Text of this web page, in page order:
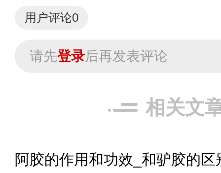
用户评论0
请先登录后再发表评论
相关文
阿胶的作用和功效_和驴胶的区